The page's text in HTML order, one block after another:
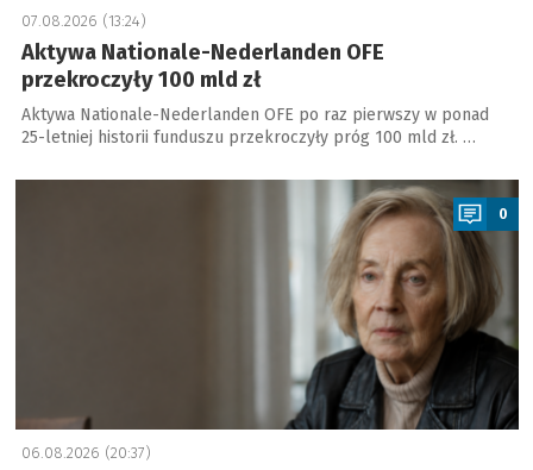
07.08.2026 (13:24)
Aktywa Nationale-Nederlanden OFE
przekroczyły 100 mld zł
Aktywa Nationale-Nederlanden OFE po raz pierwszy w ponad
25-letniej historii funduszu przekroczyły próg 100 mld zł. …
a
0
06.08.2026 (20:37)